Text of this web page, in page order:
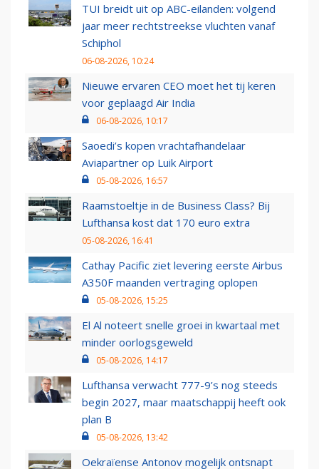
TUI breidt uit op ABC-eilanden: volgend
jaar meer rechtstreekse vluchten vanaf
Schiphol
06-08-2026, 10:24
Nieuwe ervaren CEO moet het tij keren
voor geplaagd Air India
06-08-2026, 10:17
Saoedi’s kopen vrachtafhandelaar
Aviapartner op Luik Airport
05-08-2026, 16:57
Raamstoeltje in de Business Class? Bij
Lufthansa kost dat 170 euro extra
05-08-2026, 16:41
Cathay Pacific ziet levering eerste Airbus
A350F maanden vertraging oplopen
05-08-2026, 15:25
El Al noteert snelle groei in kwartaal met
minder oorlogsgeweld
05-08-2026, 14:17
Lufthansa verwacht 777-9’s nog steeds
begin 2027, maar maatschappij heeft ook
plan B
05-08-2026, 13:42
Oekraïense Antonov mogelijk ontsnapt